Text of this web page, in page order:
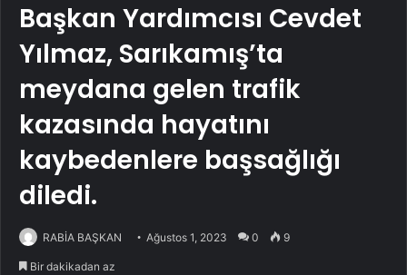
Başkan Yardımcısı Cevdet
Yılmaz, Sarıkamış’ta
meydana gelen trafik
kazasında hayatını
kaybedenlere başsağlığı
diledi.
RABİA BAŞKAN Ağustos 1, 2023 0 9
Bir dakikadan az